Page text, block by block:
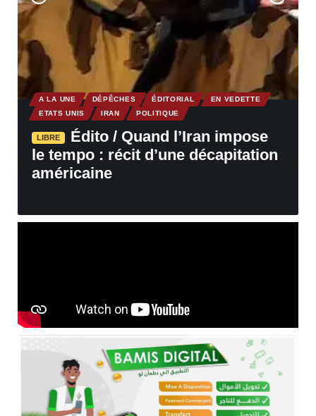
A LA UNE DÉPÊCHES ÉDITORIAL
EN VEDETTE
ETATS UNIS
IRAN POLITIQUE
LIBRE
Édito / Quand l’Iran impose
le tempo : récit d’une décapitation
américaine